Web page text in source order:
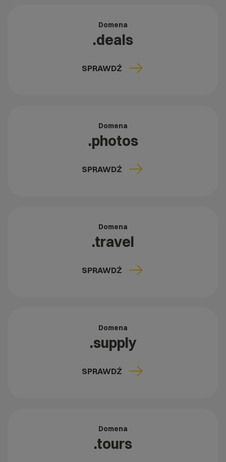
Domena
.deals
SPRAWDŹ
Domena
.photos
SPRAWDŹ
Domena
.travel
SPRAWDŹ
Domena
.supply
SPRAWDŹ
Domena
.tours